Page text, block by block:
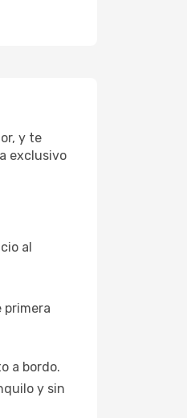
y te
exclusivo
al
a bordo.
y sin